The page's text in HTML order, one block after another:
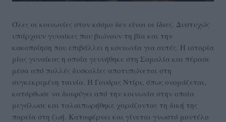
Όλες οι κοινωνίες στον κόσμο δεν είναι οι ίδιες. Δυστυχώς
υπάρχουν γυναίκες που βιώνουν τη βία και την
κακοποίηση που επιβάλλει η κοινωνία για αυτές. Η ιστορία
μίας γυναίκας η οποία γεννήθηκε στη Σομαλία και πέρασε
μέσα από πολλές δυσκολίες αποτυπώνεται στη
συγκεκριμένη ταινία. Η Γουόρις Ντίρι, όπως ονομάζεται,
κατόρθωσε να διαφύγει από την κοινωνία στην οποία
μεγάλωσε και ταλαιπωρήθηκε χαράζοντας τη δική της
πορεία στη ζωή. Καταφέρνει και γίνεται γνωστό μοντέλο